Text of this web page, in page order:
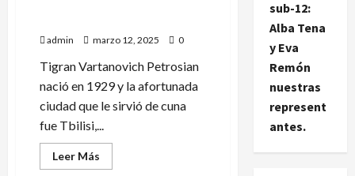
EDADES
DE
admin marzo 12, 2025 0
Tigran Vartanovich Petrosian
nació en 1929 y la afortunada
ciudad que le sirvió de cuna
fue Tbilisi,...
Leer Más
más
sub-12:
Alba Tena
y Eva
Remón
nuestras
represent
antes.